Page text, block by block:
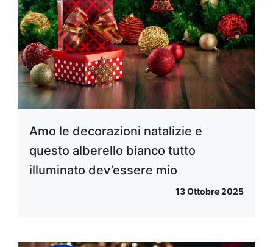
Amo le decorazioni natalizie e
questo alberello bianco tutto
illuminato dev’essere mio
13 Ottobre 2025